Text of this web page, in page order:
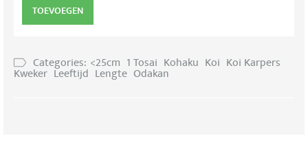
TOEVOEGEN
Categories: <25cm 1 Tosai Kohaku Koi Koi Karpers
Kweker Leeftijd Lengte Odakan